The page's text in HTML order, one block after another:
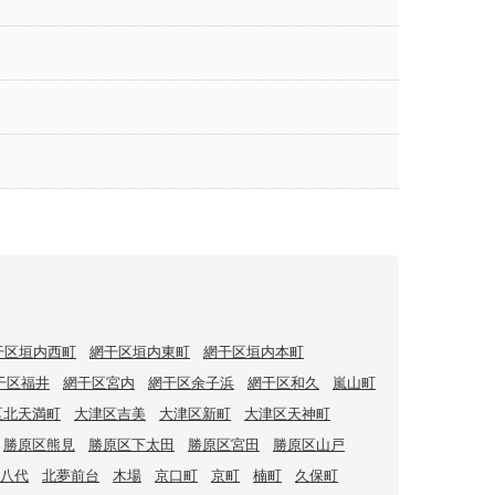
区垣内西町 網干区垣内東町
網干区垣内本町
区福井
網干区宮内 網干区余子浜 網干区和久
嵐山町
天満町
大津区吉美 大津区新町
大津区天神町
勝原区熊見
勝原区下太田 勝原区宮田
勝原区山戸
代
北夢前台 木場 京口町 京町 楠町 久保町